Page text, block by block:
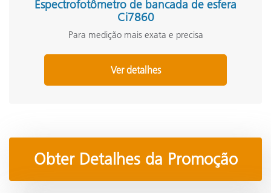
Espectrofotômetro de bancada de esfera
Ci7860
Para medição mais exata e precisa
Ver detalhes
Obter Detalhes da Promoção